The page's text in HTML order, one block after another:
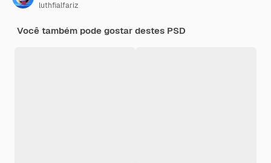
luthfialfariz
Você também pode gostar destes PSD